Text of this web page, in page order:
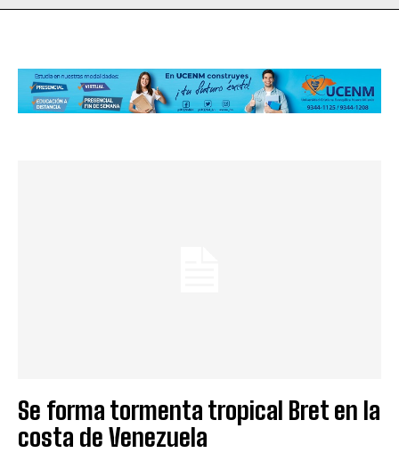
Se forma tormenta tropical Bret en la
costa de Venezuela